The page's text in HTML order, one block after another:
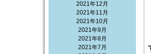
2021年12月
2021年11月
2021年10月
2021年9月
2021年8月
2021年7月